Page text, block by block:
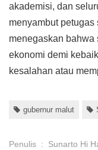
akademisi, dan
menyambut petugas
menegaskan bahwa
ekonomi demi
kesalahan atau
gubernur malut
Penulis :
Sunarto Hi